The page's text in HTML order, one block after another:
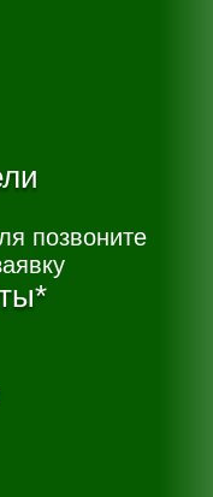
позвоните